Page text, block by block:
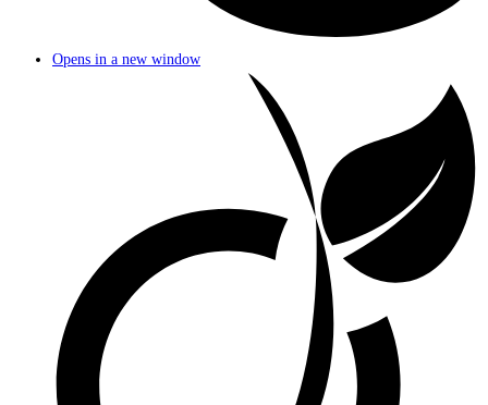
Opens in a new window